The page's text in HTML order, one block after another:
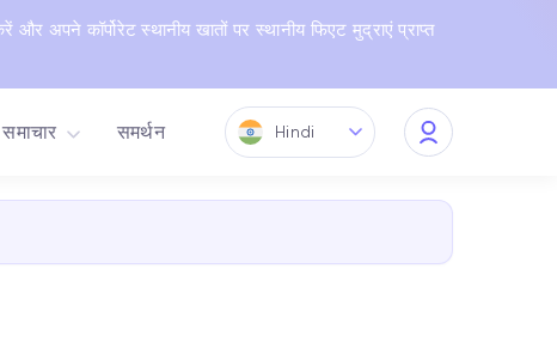
अपने कॉर्पोरेट स्थानीय खातों पर स्थानीय फिएट मुद्राएं प्राप्त
समाचार समर्थन Hindi
My